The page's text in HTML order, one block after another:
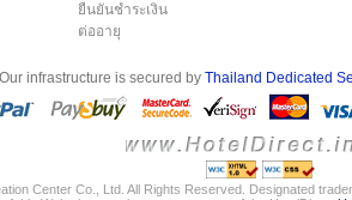
ยืนยันชำระเงิน
ต่ออายุ
infrastructure is secured by Thailand Dedicated
Center Co., Ltd. All Rights Reserved. Designated